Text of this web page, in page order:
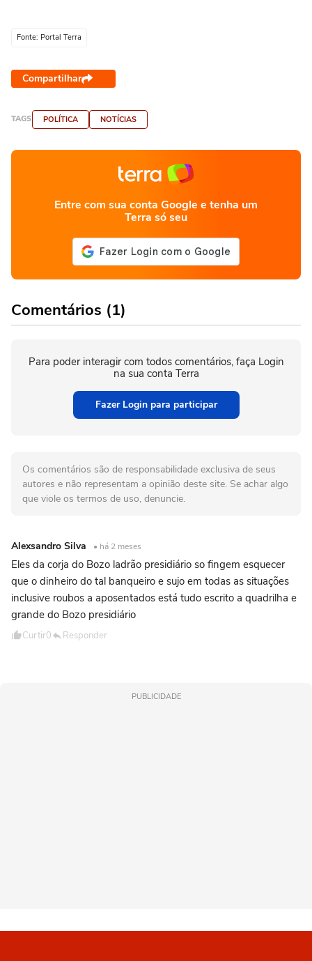
Fonte: Portal Terra
Compartilhar
TAGS POLÍTICA NOTÍCIAS
Entre com sua conta Google e tenha um
Terra só seu
Comentários (1)
Para poder interagir com todos comentários, faça Login
na sua conta Terra
Fazer Login para participar
Os comentários são de responsabilidade exclusiva de seus
autores e não representam a opinião deste site. Se achar algo
que viole os termos de uso, denuncie.
Alexsandro Silva • há 2 meses
Eles da corja do Bozo ladrão presidiário so fingem esquecer
que o dinheiro do tal banqueiro e sujo em todas as situações
inclusive roubos a aposentados está tudo escrito a quadrilha e
grande do Bozo presidiário
Curtir0 Responder
PUBLICIDADE